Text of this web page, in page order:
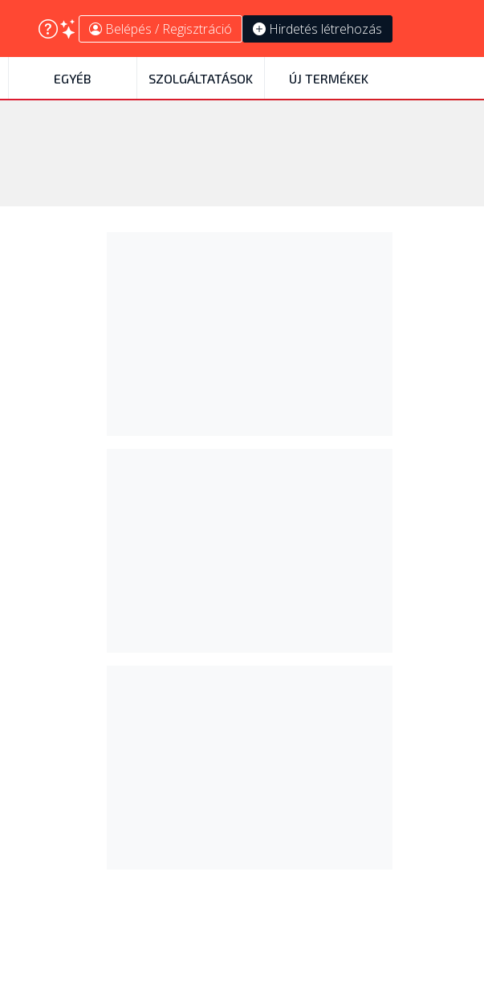
Belépés / Regisztráció Hirdetés létrehozás
EGYÉB SZOLGÁLTATÁSOK ÚJ TERMÉKEK